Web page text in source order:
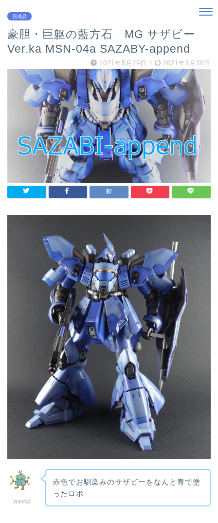
完成品
豪胆・巨躯の藍方石 MG サザビー
Ver.ka MSN-04a SAZABY-append
2021年5月29日 / 2021年5月30日
ロボの助
赤色でお馴染みのサザビーをなんと青で塗
ったロボ